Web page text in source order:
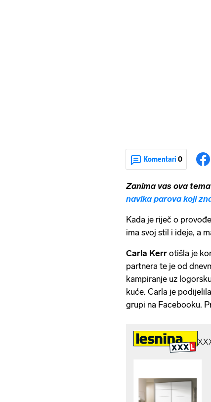
Komentari 0
Zanima vas ova
navika parova koji
Kada je riječ o
ima svoj stil i ideje, a
Carla Kerr otišla je
partnera te je od
kampiranje uz
kuće. Carla je
grupi na Facebooku.